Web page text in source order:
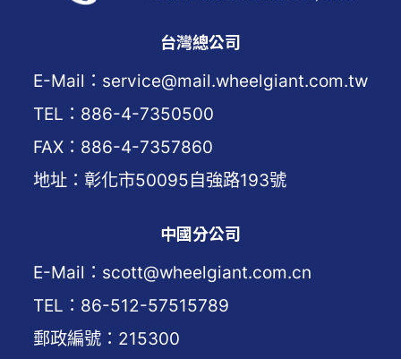
台灣總公司
E-Mail：service@mail.wheelgiant.com.tw
TEL：886-4-7350500
FAX：886-4-7357860
地址：彰化市50095自強路193號
中國分公司
E-Mail：scott@wheelgiant.com.cn
TEL：86-512-57515789
郵政編號：215300